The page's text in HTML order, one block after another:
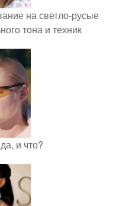
на светло-русые
тона и техник
и что?